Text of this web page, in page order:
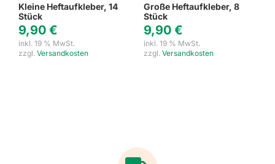
Kleine Heftaufkleber, 14
Stück
9,90 €
inkl. 19 % MwSt.
zzgl. Versandkosten
Große Heftaufkleber, 8
Stück
9,90 €
inkl. 19 % MwSt.
zzgl. Versandkosten